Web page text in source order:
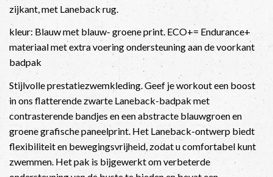
zijkant, met Laneback rug.
kleur: Blauw met blauw- groene print. ECO+= Endurance+
materiaal met extra voering ondersteuning aan de voorkant
badpak
Stijlvolle prestatiezwemkleding. Geef je workout een boost
in ons flatterende zwarte Laneback-badpak met
contrasterende bandjes en een abstracte blauwgroen en
groene grafische paneelprint. Het Laneback-ontwerp biedt
flexibiliteit en bewegingsvrijheid, zodat u comfortabel kunt
zwemmen. Het pak is bijgewerkt om verbeterde